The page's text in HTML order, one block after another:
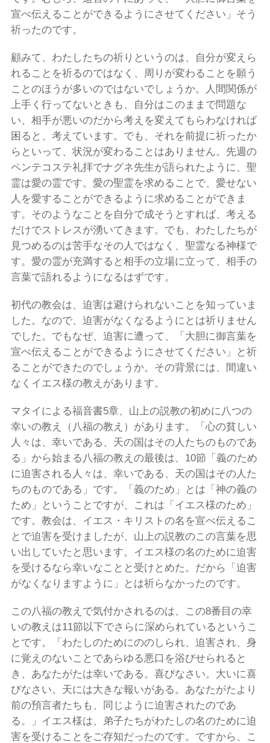
宣べ伝えることができるようにさせてください」そう
祈ったのです。
顧みて、わたしたちの祈りというのは、自分が変えら
れることを祈るのではなく、周りが変わることを願う
ことのほうが多いのではないでしょうか。人間関係が
上手く行ってないときも、自分はこのままで問題な
い、相手が悪いのだから考えを変えてもらわなければ
困ると、考えています。でも、それを前提に祈ったか
らといって、状況が変わることはありません。先週の
ペンテコステ礼拝でナグネ先生が語られたように、聖
霊は愛の霊です。愛の聖霊を求めることで、愛せない
人を愛することができるように求めることができま
す。そのようなことを自分で成そうとすれば、考える
だけでストレスが湧いてきます。でも、わたしたちが
見つめるのは苦手なその人ではなく、聖霊なる神様で
す。愛の霊が充満すると相手の立場に立って、相手の
言葉で語れるようになるはずです。
初代の教会は、迫害は避けられないことを知っていま
した。なので、迫害がなくなるようにとは祈りません
でした。でもなぜ、迫害に遭って、「大胆に御言葉を
宣べ伝えることができるようにさせてください」と祈
ることができたのでしょうか。その背景には、間違い
なくイエス様の教えがあります。
マタイによる福音書5章、山上の説教の初めに八つの
幸いの教え（八福の教え）があります。「心の貧しい
人々は、幸いである、天の国はその人たちのものであ
る」から始まる八福の教えの最後は、10節「義のため
に迫害される人々は、幸いである、天の国はその人た
ちのものである」です。「義のため」とは「神の義の
ため」ということですが、これは「イエス様のため」
です。教会は、イエス・キリストの名を宣べ伝えるこ
とで迫害を受けましたが、山上の説教のこの言葉を思
い出していたと思います。イエス様の名のために迫害
を受けるなら幸いなことと受けとめた。だから「迫害
がなくなりますように」とは祈らなかったのです。
この八福の教えで気付かされるのは、この8番目の幸
いの教えは11節以下でさらに深められているというこ
とです。「わたしのためにののしられ、迫害され、身
に覚えのないことであらゆる悪口を浴びせられると
き、あなたがたは幸いである。喜びなさい。大いに喜
びなさい。天には大きな報いがある。あなたがたより
前の預言者たちも、同じように迫害されたのであ
る。」イエス様は、弟子たちがわたしの名のために迫
害を受けることをご存知だったのです。ですから、こ